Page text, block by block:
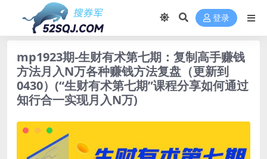
登录
mp1923期-生财有术第七期：复制高手赚钱
方法月入N万各种赚钱方法复盘（更新到
0430）(“生财有术第七期”课程分享如何通过
知行合一实现月入N万)